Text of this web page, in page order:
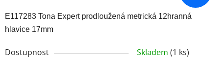
E117283 Tona Expert prodloužená metrická 12hranná
hlavice 17mm
Dostupnost Skladem (1 ks)